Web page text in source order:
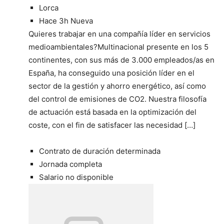
Lorca
Hace 3h Nueva
Quieres trabajar en una compañía líder en servicios
medioambientales?Multinacional presente en los 5
continentes, con sus más de 3.000 empleados/as en
España, ha conseguido una posición líder en el
sector de la gestión y ahorro energético, así como
del control de emisiones de CO2. Nuestra filosofía
de actuación está basada en la optimización del
coste, con el fin de satisfacer las necesidad […]
Contrato de duración determinada
Jornada completa
Salario no disponible